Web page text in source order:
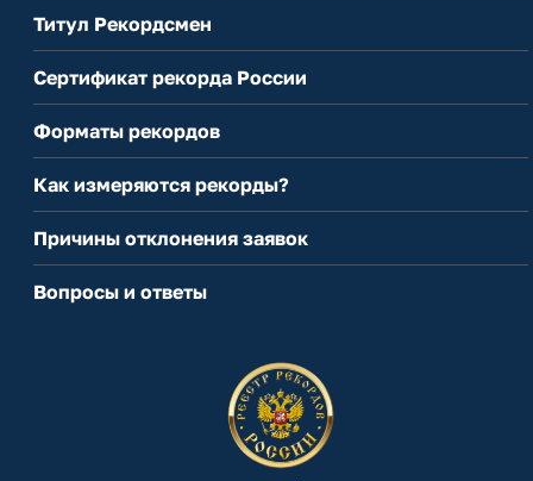
Титул Рекордсмен
Сертификат рекорда России
Форматы рекордов
Как измеряются рекорды?
Причины отклонения заявок
Вопросы и ответы